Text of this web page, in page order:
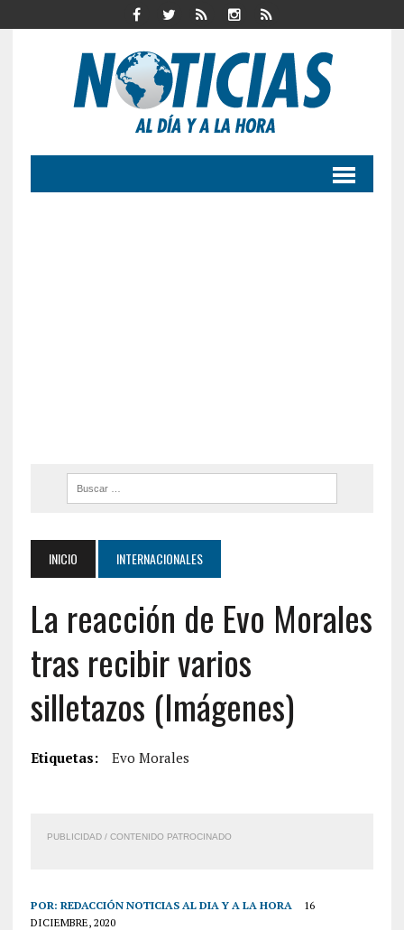
INICIO INTERNACIONALES
La reacción de Evo Morales
tras recibir varios
silletazos (Imágenes)
Etiquetas: Evo Morales
PUBLICIDAD / CONTENIDO PATROCINADO
POR: REDACCIÓN NOTICIAS AL DIA Y A LA HORA
16
DICIEMBRE, 2020